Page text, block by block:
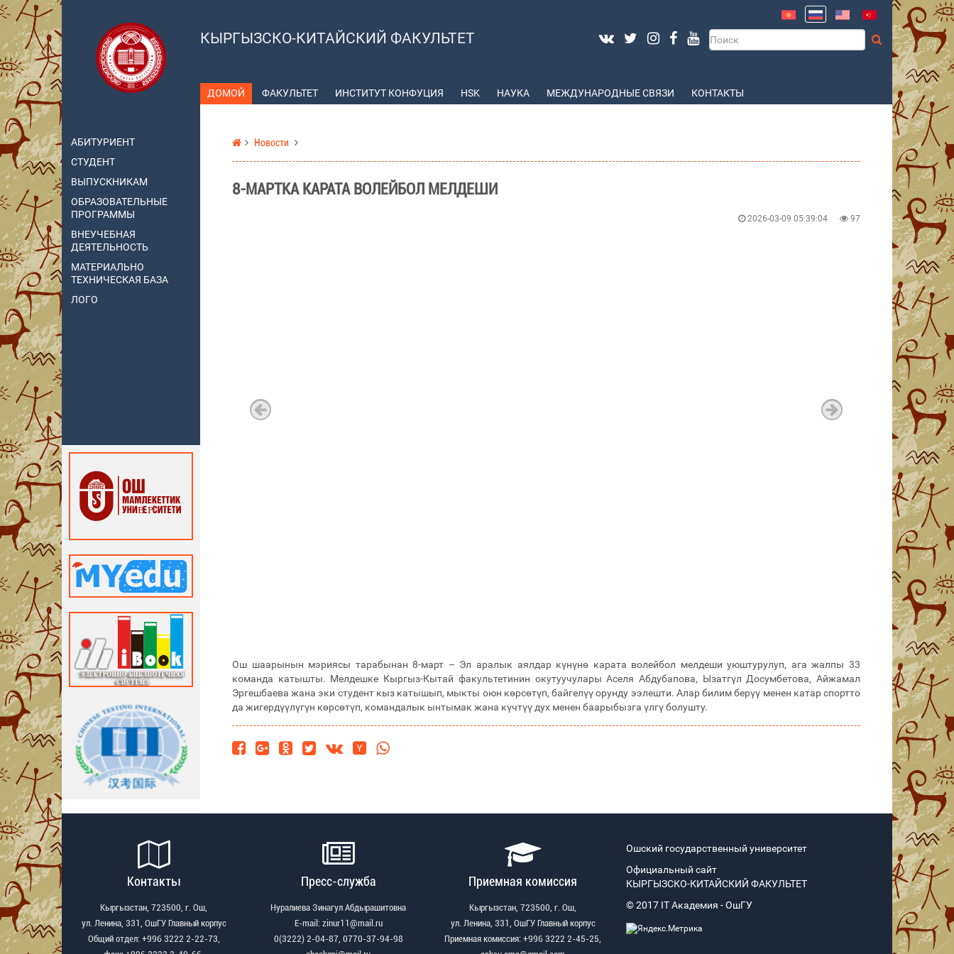
КЫРГЫЗСКО-КИТАЙСКИЙ ФАКУЛЬТЕТ
ДОМОЙ ФАКУЛЬТЕТ ИНСТИТУТ КОНФУЦИЯ HSK НАУКА МЕЖДУНАРОДНЫЕ СВЯЗИ КОНТАКТЫ
АБИТУРИЕНТ
СТУДЕНТ
ВЫПУСКНИКАМ
ОБРАЗОВАТЕЛЬНЫЕ
ПРОГРАММЫ
ВНЕУЧЕБНАЯ
ДЕЯТЕЛЬНОСТЬ
МАТЕРИАЛЬНО
ТЕХНИЧЕСКАЯ БАЗА
ЛОГО
Новости
8-МАРТКА КАРАТА ВОЛЕЙБОЛ МЕЛДЕШИ
2026-03-09 05:39:04 97
Ош шаарынын мэриясы тарабынан 8-март – Эл аралык аялдар күнүнө карата волейбол мелдеши уюштурулуп, ага жалпы 33
команда катышты. Мелдешке Кыргыз-Кытай факультетинин окутуучулары Аселя Абдубапова, Ызатгүл Досумбетова, Айжамал
Эргешбаева жана эки студент кыз катышып, мыкты оюн көрсөтүп, байгелүү орунду ээлешти. Алар билим берүү менен катар спортто
да жигердүүлүгүн көрсөтүп, командалык ынтымак жана күчтүү дух менен баарыбызга үлгү болушту.
Контакты
Кыргызстан, 723500, г. Ош,
ул. Ленина, 331, ОшГУ Главный корпус
Общий отдел: +996 3222 2-22-73,
Пресс-служба
Нуралиева Зинагул Абдырашитовна
Е-mail: zinur11@mail.ru
0(3222) 2-04-87, 0770-37-94-98
Приемная комиссия
Кыргызстан, 723500, г. Ош,
ул. Ленина, 331, ОшГУ Главный корпус
Приемная комиссия: +996 3222 2-45-25,
Ошский государственный университет
Официальный сайт
КЫРГЫЗСКО-КИТАЙСКИЙ ФАКУЛЬТЕТ
© 2017 IT Академия - OшГУ